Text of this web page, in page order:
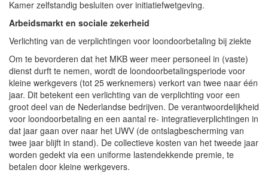
Kamer zelfstandig besluiten over initiatiefwetgeving.
Arbeidsmarkt en sociale zekerheid
Verlichting van de verplichtingen voor loondoorbetaling bij ziekte
Om te bevorderen dat het MKB weer meer personeel in (vaste)
dienst durft te nemen, wordt de loondoorbetalingsperiode voor
kleine werkgevers (tot 25 werknemers) verkort van twee naar één
jaar. Dit betekent een verlichting van de verplichting voor een
groot deel van de Nederlandse bedrijven. De verantwoordelijkheid
voor loondoorbetaling en een aantal re- integratieverplichtingen in
dat jaar gaan over naar het UWV (de ontslagbescherming van
twee jaar blijft in stand). De collectieve kosten van het tweede jaar
worden gedekt via een uniforme lastendekkende premie, te
betalen door kleine werkgevers.